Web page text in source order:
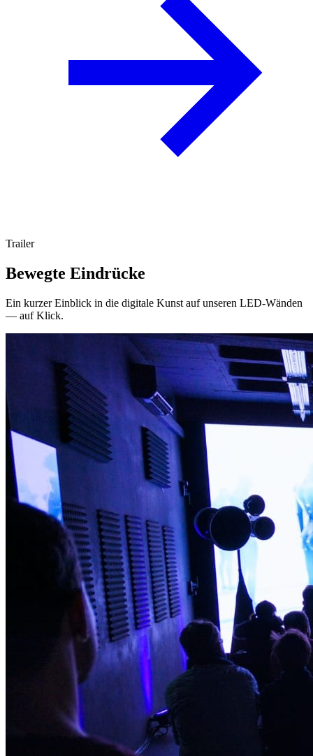
Trailer
Bewegte Eindrücke
Ein kurzer Einblick in die digitale Kunst auf unseren LED-Wänden
— auf Klick.